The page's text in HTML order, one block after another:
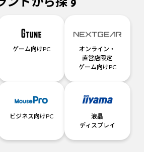
ゲーム向けPC
オンライン・
直営店限定
ゲーム向けPC
ビジネス向けPC
液晶
ディスプレイ